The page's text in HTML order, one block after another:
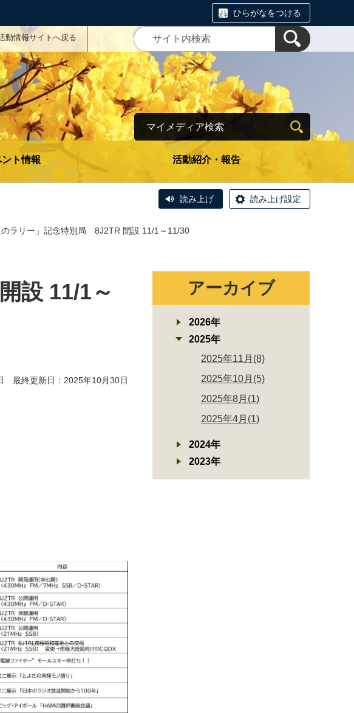
ひらがなをつける
動情報サイトへ戻る
ント情報 活動紹介・報告
マイメディア検索
読み上げ 読み上げ設定
のラリー」記念特別局 8J2TR 開設 11/1～11/30
設 11/1～
最終更新日：2025年10月30日
アーカイブ
2026年
2025年
2025年11月(8)
2025年10月(5)
2025年8月(1)
2025年4月(1)
2024年
2023年